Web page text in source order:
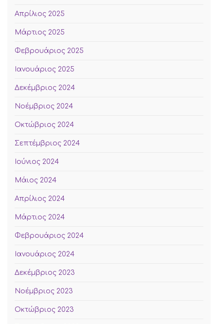
Απρίλιος 2025
Μάρτιος 2025
Φεβρουάριος 2025
Ιανουάριος 2025
Δεκέμβριος 2024
Νοέμβριος 2024
Οκτώβριος 2024
Σεπτέμβριος 2024
Ιούνιος 2024
Μάιος 2024
Απρίλιος 2024
Μάρτιος 2024
Φεβρουάριος 2024
Ιανουάριος 2024
Δεκέμβριος 2023
Νοέμβριος 2023
Οκτώβριος 2023